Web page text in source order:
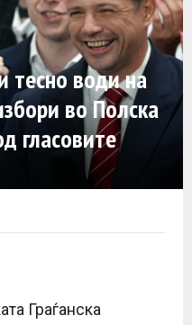
тесно води на
во Полска
гласовите
Граѓанска